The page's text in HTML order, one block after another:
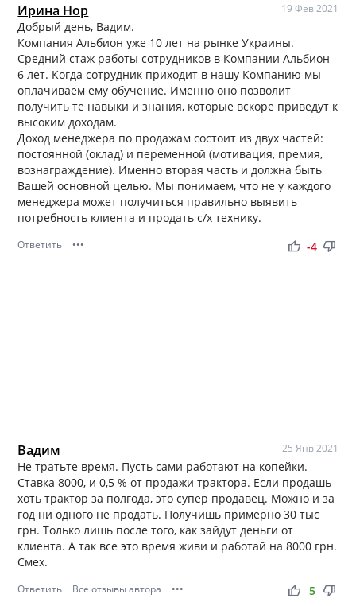
Ирина Нор 19 Фев 2021
Добрый день, Вадим.
Компания Альбион уже 10 лет на рынке Украины.
Средний стаж работы сотрудников в Компании Альбион
6 лет. Когда сотрудник приходит в нашу Компанию мы
оплачиваем ему обучение. Именно оно позволит
получить те навыки и знания, которые вскоре приведут к
высоким доходам.
Доход менеджера по продажам состоит из двух частей:
постоянной (оклад) и переменной (мотивация, премия,
вознаграждение). Именно вторая часть и должна быть
Вашей основной целью. Мы понимаем, что не у каждого
менеджера может получиться правильно выявить
потребность клиента и продать с/х технику.
Ответить ••• thumb_up thumb_down
-4
Вадим 25 Янв 2021
Не тратьте время. Пусть сами работают на копейки.
Ставка 8000, и 0,5 % от продажи трактора. Если продашь
хоть трактор за полгода, это супер продавец. Можно и за
год ни одного не продать. Получишь примерно 30 тыс
грн. Только лишь после того, как зайдут деньги от
клиента. А так все это время живи и работай на 8000 грн.
Смех.
Ответить Все отзывы автора ••• thumb_up thumb_down
5